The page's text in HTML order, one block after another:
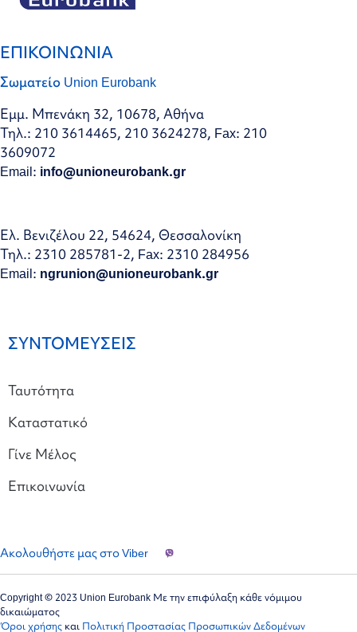
ΕΠΙΚΟΙΝΩΝΙΑ
Σωματείο Union Eurobank
Εμμ. Μπενάκη 32, 10678, Αθήνα
Τηλ.: 210 3614465, 210 3624278, Fax: 210
3609072
Email: info@unioneurobank.gr
Ελ. Βενιζέλου 22, 54624, Θεσσαλονίκη
Τηλ.: 2310 285781-2, Fax: 2310 284956
Email: ngrunion@unioneurobank.gr
ΣΥΝΤΟΜΕΥΣΕΙΣ
Ταυτότητα
Καταστατικό
Γίνε Μέλος
Επικοινωνία
Ακολουθήστε μας στο Viber
Copyright © 2023 Union Eurobank Με την επιφύλαξη κάθε νόμιμου
δικαιώματος
Όροι χρήσης και Πολιτική Προστασίας Προσωπικών Δεδομένων